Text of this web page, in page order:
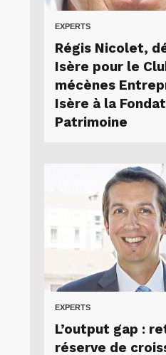
EXPERTS
Régis Nicolet,
Isère pour le
mécènes
Isère à la
Patrimoine
EXPERTS
L’output gap :
réserve de